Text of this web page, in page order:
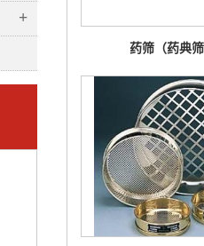
+
药筛（药典